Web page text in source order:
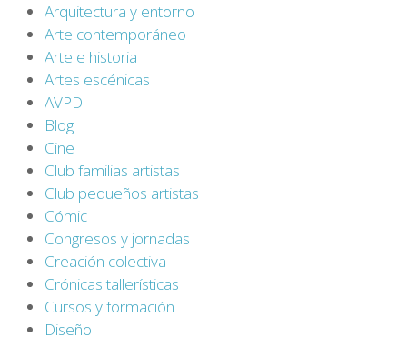
Arquitectura y entorno
Arte contemporáneo
Arte e historia
Artes escénicas
AVPD
Blog
Cine
Club familias artistas
Club pequeños artistas
Cómic
Congresos y jornadas
Creación colectiva
Crónicas tallerísticas
Cursos y formación
Diseño